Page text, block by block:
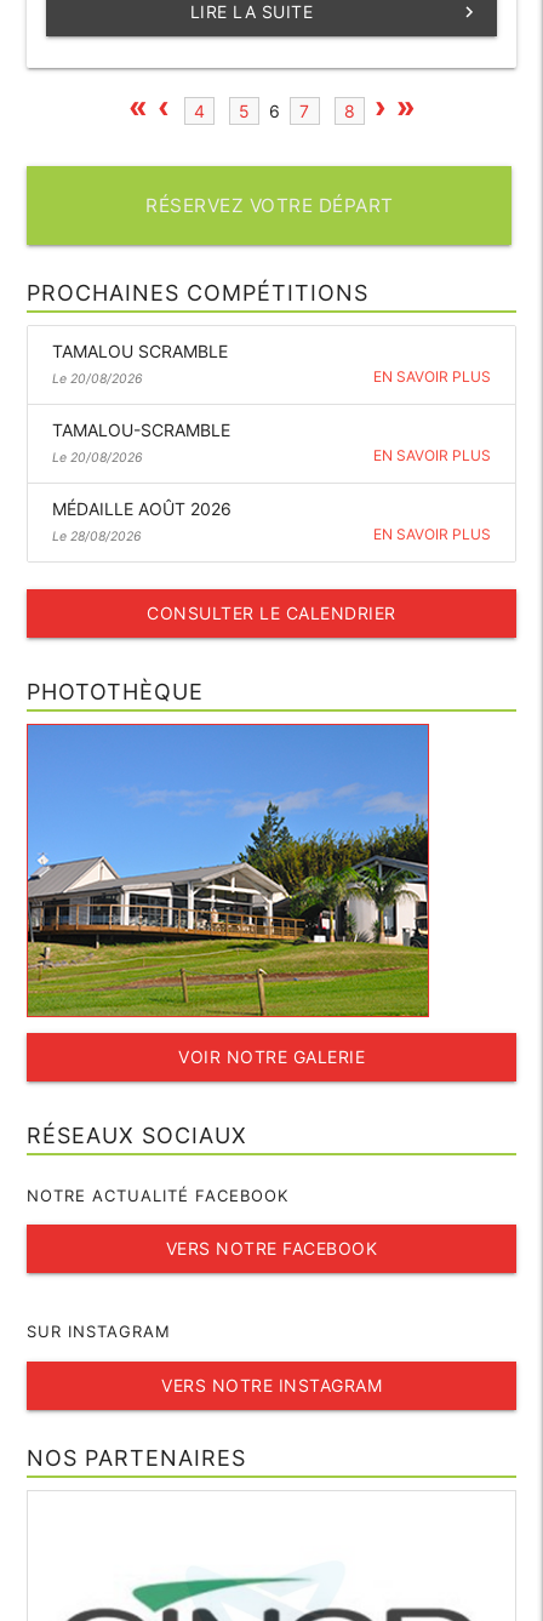
keyboard_arrow_right
LIRE LA SUITE
« ‹ 4 5 6 7 8 › »
RÉSERVEZ VOTRE DÉPART
PROCHAINES COMPÉTITIONS
TAMALOU SCRAMBLE
Le 20/08/2026 EN SAVOIR PLUS
TAMALOU-SCRAMBLE
Le 20/08/2026 EN SAVOIR PLUS
MÉDAILLE AOÛT 2026
Le 28/08/2026 EN SAVOIR PLUS
CONSULTER LE CALENDRIER
PHOTOTHÈQUE
VOIR NOTRE GALERIE
RÉSEAUX SOCIAUX
NOTRE ACTUALITÉ FACEBOOK
VERS NOTRE FACEBOOK
SUR INSTAGRAM
VERS NOTRE INSTAGRAM
NOS PARTENAIRES